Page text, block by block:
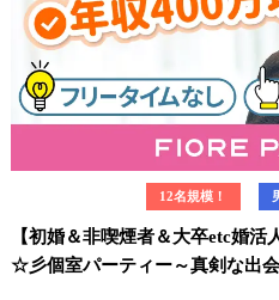
12名規模！
【初婚＆非喫煙者＆大卒etc婚
☆彡個室パーティー～真剣な出